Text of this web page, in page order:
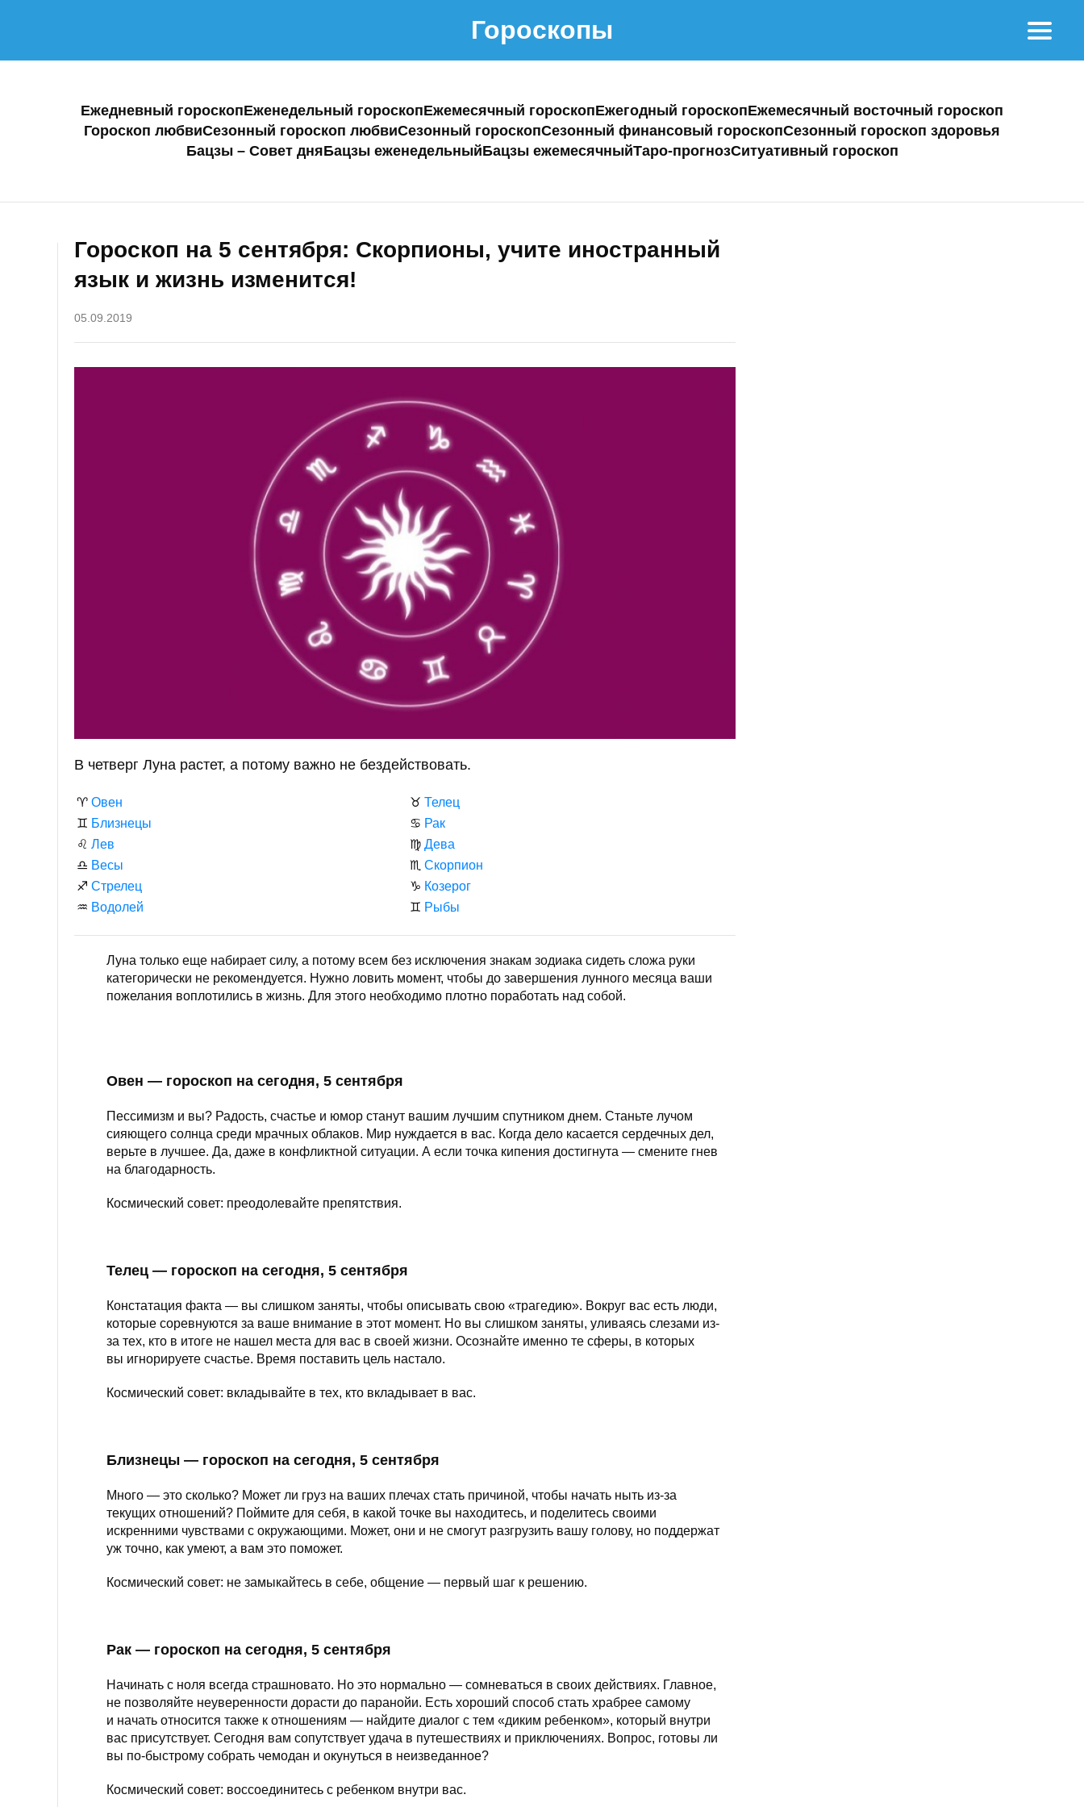
Гороскопы
Ежедневный гороскопЕженедельный гороскопЕжемесячный гороскопЕжегодный гороскопЕжемесячный восточный гороскоп
Гороскоп любвиСезонный гороскоп любвиСезонный гороскопСезонный финансовый гороскопСезонный гороскоп здоровья
Бацзы – Совет дняБацзы еженедельныйБацзы ежемесячныйТаро-прогнозСитуативный гороскоп
Гороскоп на 5 сентября: Скорпионы, учите иностранный
язык и жизнь изменится!
05.09.2019
В четверг Луна растет, а потому важно не бездействовать.
♈ Овен ♉ Телец
♊ Близнецы ♋ Рак
♌ Лев ♍ Дева
♎ Весы ♏ Скорпион
♐ Стрелец ♑ Козерог
♒ Водолей ♊ Рыбы
Луна только еще набирает силу, а потому всем без исключения знакам зодиака сидеть сложа руки
категорически не рекомендуется. Нужно ловить момент, чтобы до завершения лунного месяца ваши
пожелания воплотились в жизнь. Для этого необходимо плотно поработать над собой.
Овен — гороскоп на сегодня, 5 сентября
Пессимизм и вы? Радость, счастье и юмор станут вашим лучшим спутником днем. Станьте лучом
сияющего солнца среди мрачных облаков. Мир нуждается в вас. Когда дело касается сердечных дел,
верьте в лучшее. Да, даже в конфликтной ситуации. А если точка кипения достигнута — смените гнев
на благодарность.
Космический совет: преодолевайте препятствия.
Телец — гороскоп на сегодня, 5 сентября
Констатация факта — вы слишком заняты, чтобы описывать свою «трагедию». Вокруг вас есть люди,
которые соревнуются за ваше внимание в этот момент. Но вы слишком заняты, уливаясь слезами из-
за тех, кто в итоге не нашел места для вас в своей жизни. Осознайте именно те сферы, в которых
вы игнорируете счастье. Время поставить цель настало.
Космический совет: вкладывайте в тех, кто вкладывает в вас.
Близнецы — гороскоп на сегодня, 5 сентября
Много — это сколько? Может ли груз на ваших плечах стать причиной, чтобы начать ныть из-за
текущих отношений? Поймите для себя, в какой точке вы находитесь, и поделитесь своими
искренними чувствами с окружающими. Может, они и не смогут разгрузить вашу голову, но поддержат
уж точно, как умеют, а вам это поможет.
Космический совет: не замыкайтесь в себе, общение — первый шаг к решению.
Рак — гороскоп на сегодня, 5 сентября
Начинать с ноля всегда страшновато. Но это нормально — сомневаться в своих действиях. Главное,
не позволяйте неуверенности дорасти до паранойи. Есть хороший способ стать храбрее самому
и начать относится также к отношениям — найдите диалог с тем «диким ребенком», который внутри
вас присутствует. Сегодня вам сопутствует удача в путешествиях и приключениях. Вопрос, готовы ли
вы по-быстрому собрать чемодан и окунуться в неизведанное?
Космический совет: воссоединитесь с ребенком внутри вас.